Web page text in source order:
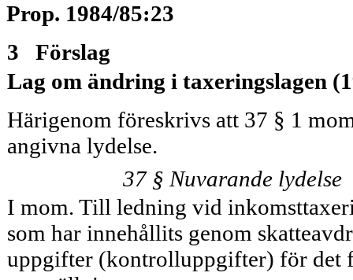
Prop. 1984/85:23
3 Förslag
Lag om ändring i taxeringslagen
Härigenom föreskrivs att 37 § 1
angivna lydelse.
37 § Nuvarande lydelse
I mom. Till ledning vid
som har innehållits genom
uppgifter (kontrolluppgifter) för det